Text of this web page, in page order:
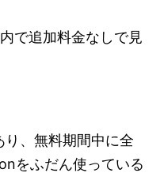
で追加料金なしで見
、無料期間中に全
をふだん使っている